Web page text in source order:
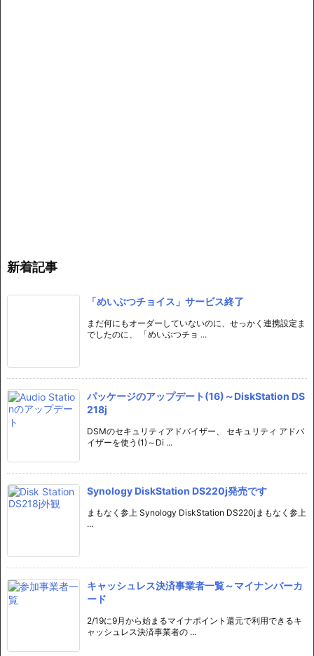
新着記事
「めいぶつチョイス」サービス終了
まだ何にもオーダーしていないのに、せっかく連携設定ま
でしたのに、 「めいぶつチョ ...
パッケージのアップデート(16)～DiskStation DS
218j
DSMのセキュリティアドバイザー、 セキュリティ アドバ
イザーを使う(1)～Di ...
Synology DiskStation DS220j発売です
まもなく参上 Synology DiskStation DS220jまもなく参上
...
キャッシュレス決済事業者一覧～マイナンバーカ
ード
2/19に9月から始まるマイナポイント還元で利用できるキ
ャッシュレス決済事業者の ...